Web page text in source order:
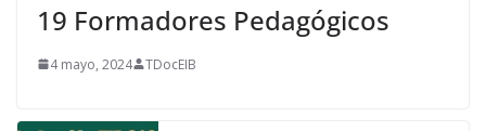
19 Formadores Pedagógicos
4 mayo, 2024 TDocEIB